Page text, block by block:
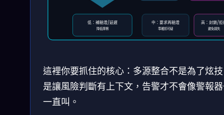
低：補驗證/延遲
降低摩擦
中：要求再驗證
準確抓可疑
高：封鎖/拒
避免損失
這裡你要抓住的核心：多源整合不是為了炫
是讓風險判斷有上下文，告警才不會像警報
一直叫。